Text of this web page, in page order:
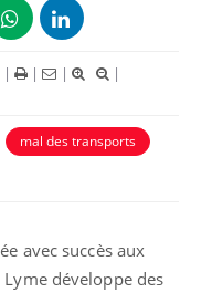
| | |
|
mal des transports
avec succès aux
développe des